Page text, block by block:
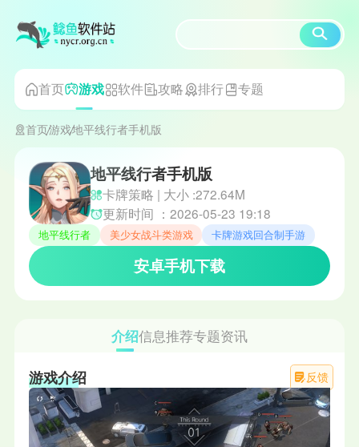
首页 游戏 软件 攻略 排行 专题
首页游戏地平线行者手机版
地平线行者手机版
卡牌策略 | 大小 :272.64M
更新时间 ：2026-05-23 19:18
地平线行者 美少女战斗类游戏 卡牌游戏回合制手游
安卓手机下载
介绍信息推荐专题资讯
反馈
游戏介绍